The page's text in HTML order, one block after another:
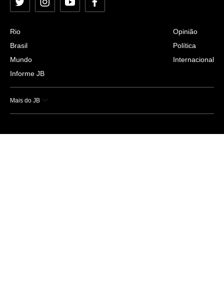
Twitter InstagramYouTubeFacebook
Rio
Brasil
Mundo
Informe JB
Opinião
Política
Internacional
Mais do JB
Esportes